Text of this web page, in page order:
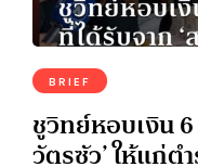
BRIEF
ชูวิทย์หอบเงิน 6
วัตรซัว’ ให้แก่